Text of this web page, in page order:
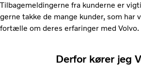
Tilbagemeldingerne fra kunderne er
gerne takke de mange kunder, som har
fortælle om deres erfaringer med Volvo.
Derfor kører jeg